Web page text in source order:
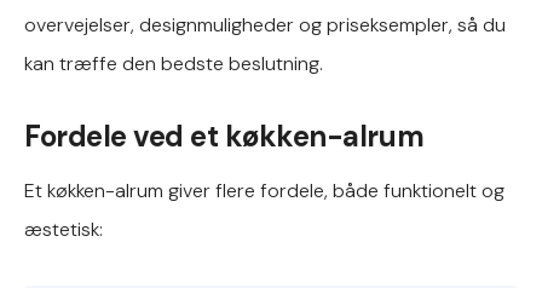
overvejelser, designmuligheder og priseksempler, så du
kan træffe den bedste beslutning.
Fordele ved et køkken-alrum
Et køkken-alrum giver flere fordele, både funktionelt og
æstetisk: